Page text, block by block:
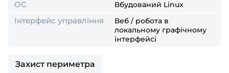
ОС Вбудований Linux
Інтерфейс управління
Веб / робота в
локальному графічному
інтерфейсі
Захист периметра